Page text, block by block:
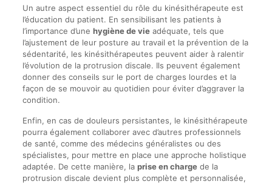
Un autre aspect essentiel du rôle du kinésithérapeute est
l’éducation du patient. En sensibilisant les patients à
l’importance d’une hygiène de vieadéquate, tels que
l’ajustement de leur posture au travail et la prévention de la
sédentarité, les kinésithérapeutes peuvent aider à ralentir
l’évolution de la protrusion discale. Ils peuvent également
donner des conseils sur le port de charges lourdes et la
façon de se mouvoir au quotidien pour éviter d’aggraver la
condition.
Enfin, en cas de douleurs persistantes, le kinésithérapeute
pourra également collaborer avec d’autres professionnels
de santé, comme des médecins généralistes ou des
spécialistes, pour mettre en place une approche holistique
adaptée. De cette manière, la prise en chargede la
protrusion discale devient plus complète et personnalisée,